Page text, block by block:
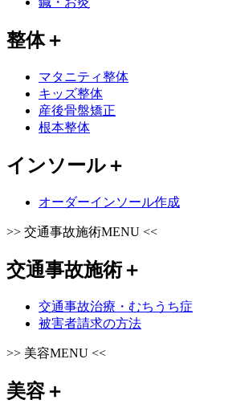
整体＋
マタニティ整体
キッズ整体
産後骨盤矯正
根本整体
インソール＋
オーダーインソール作成
>> 交通事故施術MENU <<
交通事故施術＋
交通事故治療・むちうち症
被害者請求の方法
>> 美容MENU <<
美容＋